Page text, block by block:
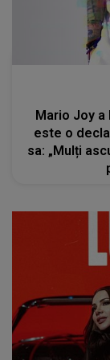
Mario Joy a
este o
sa: „Mulți